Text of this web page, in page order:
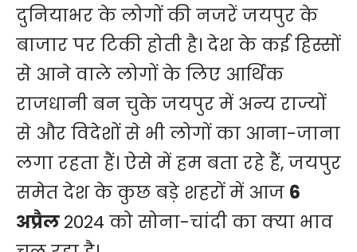
दुनियाभर के लोगों की नजरें जयपुर के
बाजार पर टिकी होती है। देश के कई हिस्सों
से आने वाले लोगों के लिए आर्थिक
राजधानी बन चुके जयपुर में अन्य राज्यों
से और विदेशों से भी लोगों का आना-जाना
लगा रहता हैं। ऐसे में हम बता रहे हैं, जयपुर
समेत देश के कुछ बड़े शहरों में आज 6
अप्रैल2024 को सोना-चांदी का क्या भाव